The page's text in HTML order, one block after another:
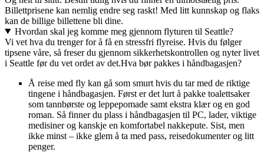
Billettprisene kan nemlig endre seg raskt! Med litt kunnskap og flaks
kan de billige billettene bli dine.
Hvordan skal jeg komme meg gjennom flyturen til Seattle?
Vi vet hva du trenger for å få en stressfri flyreise. Hvis du følger
tipsene våre, så freser du gjennom sikkerhetskontrollen og nyter livet
i Seattle før du vet ordet av det.Hva bør pakkes i håndbagasjen?
Å reise med fly kan gå som smurt hvis du tar med de riktige
tingene i håndbagasjen. Først er det lurt å pakke toalettsaker
som tannbørste og leppepomade samt ekstra klær og en god
roman. Så finner du plass i håndbagasjen til PC, lader, viktige
medisiner og kanskje en komfortabel nakkepute. Sist, men
ikke minst – ikke glem å ta med pass, reisedokumenter og litt
penger.